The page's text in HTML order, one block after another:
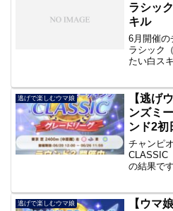
ラシッ
キル
6月開催の
ラシック
たい白ス
逃げで楽しむウマ娘
【逃げ
ンズミ
ンド2初
チャンピ
CLASSIC
の結果で
逃げで楽しむウマ娘
【ウマ